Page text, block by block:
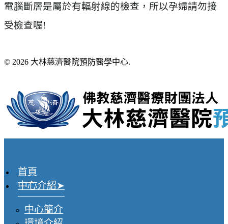
電腦斷層是屬於有輻射線的檢查，所以孕婦請勿接
受檢查喔!
© 2026 大林慈濟醫院預防醫學中心.
首頁
中心介紹
中心簡介